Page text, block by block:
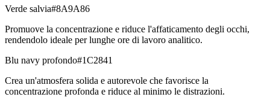
Verde salvia#8A9A86
Promuove la concentrazione e riduce l'affaticamento degli occhi,
rendendolo ideale per lunghe ore di lavoro analitico.
Blu navy profondo#1C2841
Crea un'atmosfera solida e autorevole che favorisce la
concentrazione profonda e riduce al minimo le distrazioni.